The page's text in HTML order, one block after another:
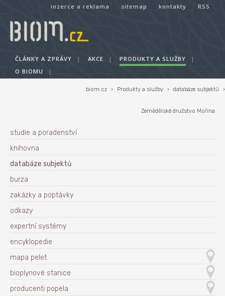
inzerce a reklama sitemap kontakty RSS
ČLÁNKY A ZPRÁVY | AKCE | PRODUKTY A SLUŽBY
|
O BIOMU
|
biom.cz › Produkty a služby › databáze subjektů ›
Zemědělské družstvo Mořina
studie a poradenství
knihovna
databáze subjektů
burza
zakázky a poptávky
odkazy
expertní systémy
encyklopedie
mapa pelet
bioplynové stanice
producenti popela